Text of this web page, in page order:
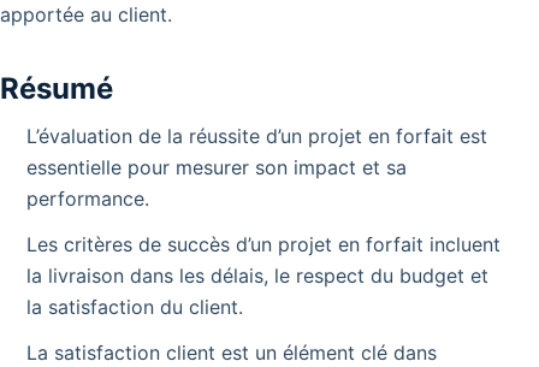
apportée au client.
Résumé
L’évaluation de la réussite d’un projet en forfait est
essentielle pour mesurer son impact et sa
performance.
Les critères de succès d’un projet en forfait incluent
la livraison dans les délais, le respect du budget et
la satisfaction du client.
La satisfaction client est un élément clé dans